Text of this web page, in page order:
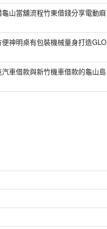
山當舖流程竹東借錢分享電動麻
神明桌有包裝機械量身打造GLO
車借款與新竹機車借款的龜山島